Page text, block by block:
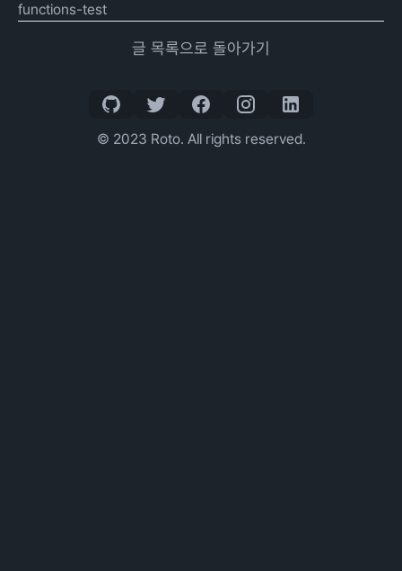
functions-test
글 목록으로 돌아가기
© 2023 Roto. All rights reserved.